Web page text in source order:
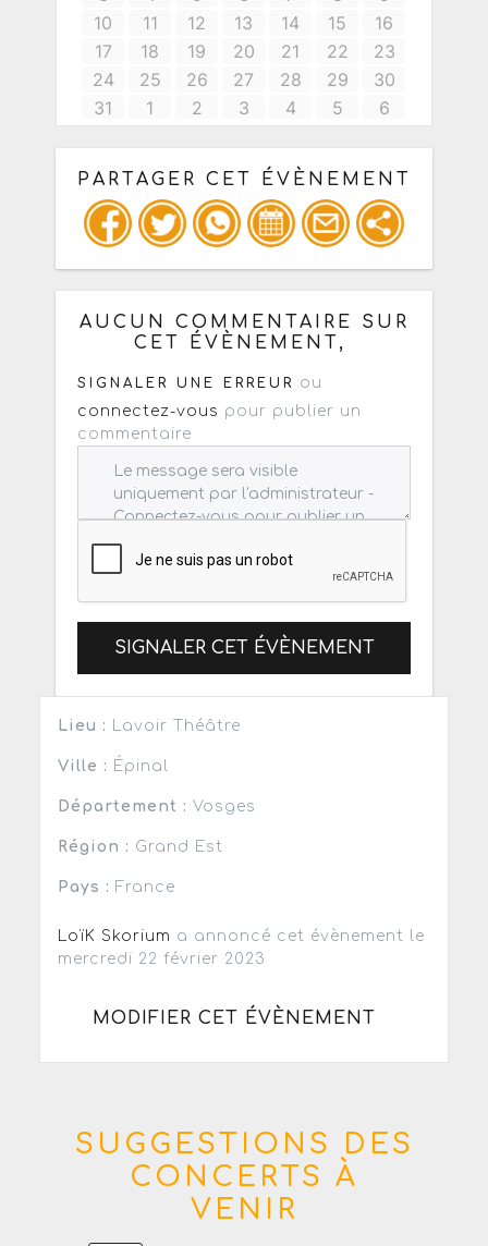
PARTAGER CET ÉVÈNEMENT
Copiez les infos ci-dessous pour un
: mail / forum / réseau social
AUCUN COMMENTAIRE SUR
CET ÉVÈNEMENT,
SIGNALER UNE ERREUR
ou
connectez-vous pour publier un
commentaire
SIGNALER CET ÉVÈNEMENT
Lieu : Lavoir Théâtre
Ville : Épinal
Département : Vosges
Région : Grand Est
Pays : France
LoïK Skorium a annoncé cet évènement le
mercredi 22 février 2023
MODIFIER CET ÉVÈNEMENT
SUGGESTIONS DES
CONCERTS À
VENIR